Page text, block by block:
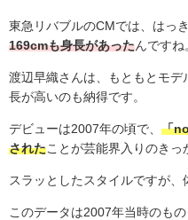
東急リバブルのCM では、はっ
169cmも身長があったんですね
渡辺早織さんは、もともとモ
長が高いのも納得です。
デビューは2007年の頃で、 「
されたことが芸能界入りのきっ
スラッとしたスタイルですが、
このデータは2007年当時のも